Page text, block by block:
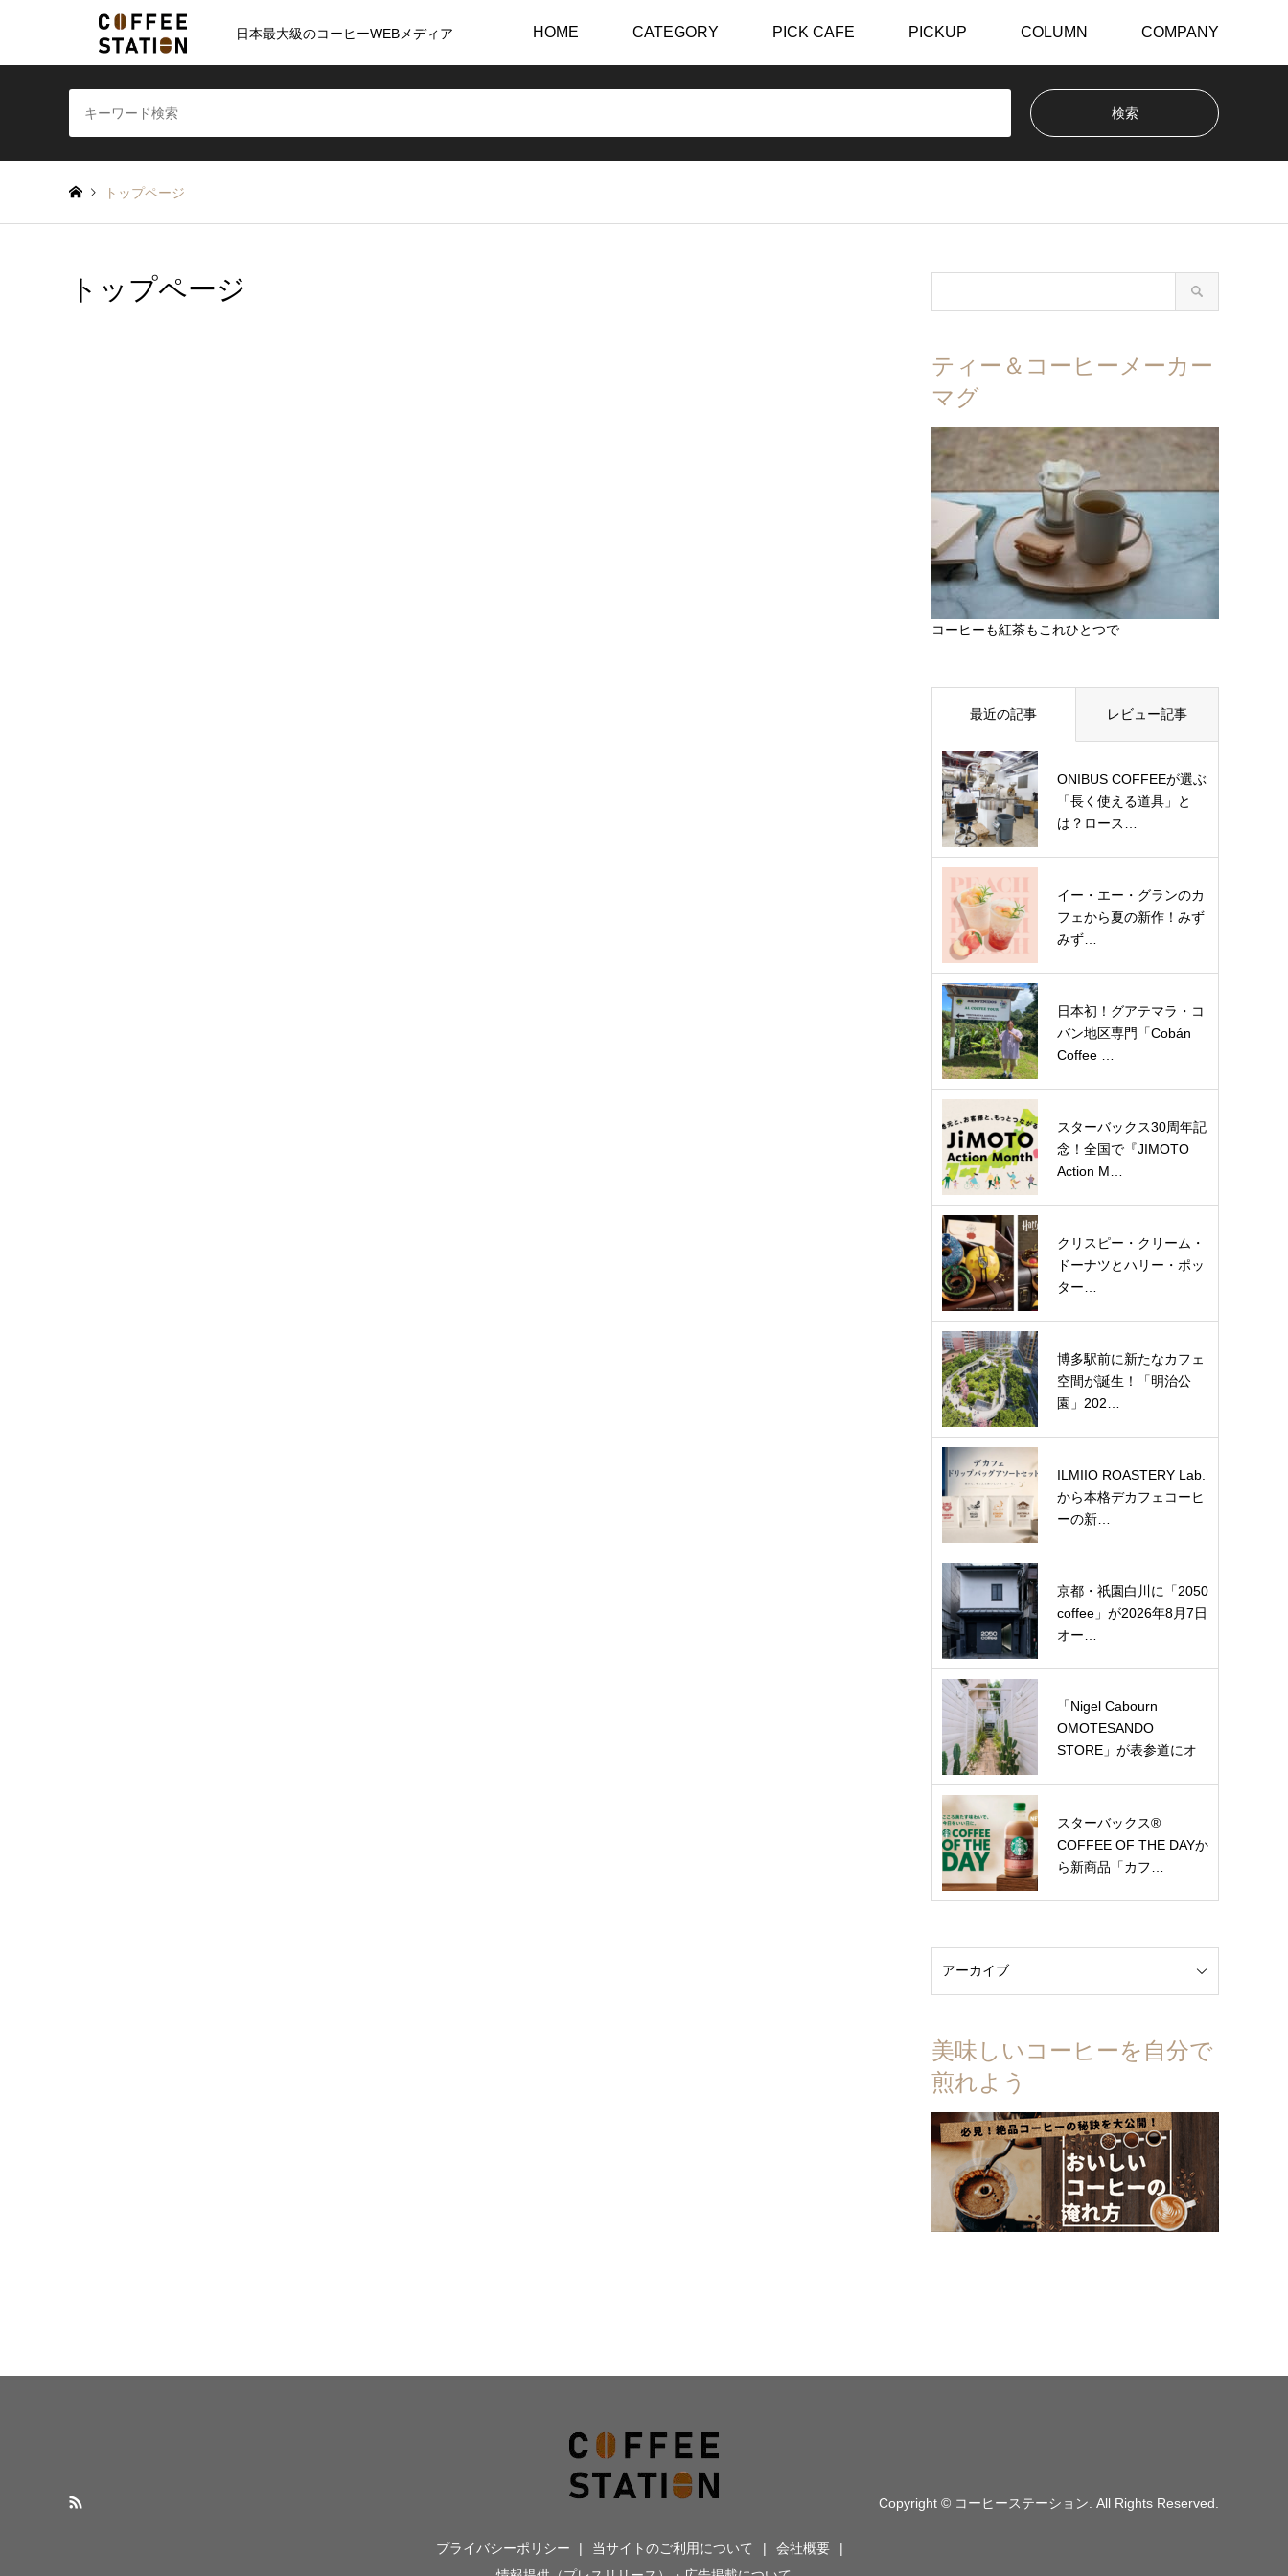
日本最大級のコーヒーWEBメディア HOME CATEGORY PICK CAFE PICKUP COLUMN COMPANY
トップページ
トップページ
ティー＆コーヒーメーカー
マグ
コーヒーも紅茶もこれひとつで
最近の記事 レビュー記事
ONIBUS COFFEEが選ぶ
「長く使える道具」と
は？ロース…
イー・エー・グランのカ
フェから夏の新作！みず
みず…
日本初！グアテマラ・コ
バン地区専門「Cobán
Coffee …
スターバックス30周年記
念！全国で『JIMOTO
Action M…
クリスピー・クリーム・
ドーナツとハリー・ポッ
ター…
博多駅前に新たなカフェ
空間が誕生！「明治公
園」202…
ILMIIO ROASTERY Lab.
から本格デカフェコーヒ
ーの新…
京都・祇園白川に「2050
coffee」が2026年8月7日
オー…
「Nigel Cabourn
OMOTESANDO
STORE」が表参道にオ
スターバックス®
COFFEE OF THE DAYか
ら新商品「カフ…
美味しいコーヒーを自分で
煎れよう
プライバシーポリシー 当サイトのご利用について
会社概要
Copyright © コーヒーステーション . All Rights Reserved.